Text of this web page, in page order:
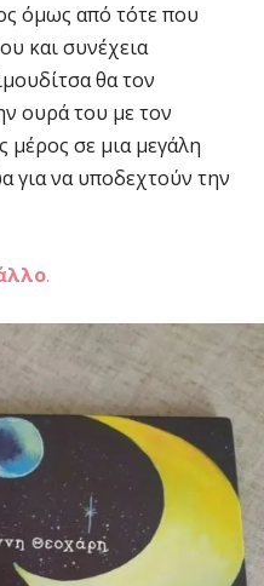
όμως από τότε που
και συνέχεια
θα τον
ουρά του με τον
μέρος σε μια μεγάλη
για να υποδεχτούν την
.